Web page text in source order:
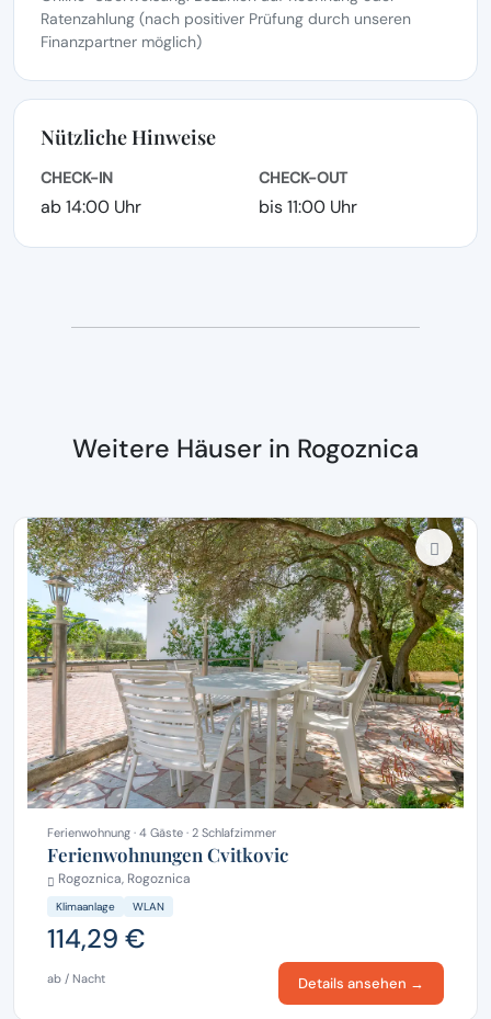
Ratenzahlung (nach positiver Prüfung durch unseren
Finanzpartner möglich)
Nützliche Hinweise
CHECK-IN
ab 14:00 Uhr
CHECK-OUT
bis 11:00 Uhr
Weitere Häuser in Rogoznica
Ferienwohnung · 4 Gäste · 2 Schlafzimmer
Ferienwohnungen Cvitkovic
Rogoznica, Rogoznica
Klimaanlage WLAN
114,29 €
ab / Nacht Details ansehen →